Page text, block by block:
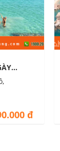
2
đ